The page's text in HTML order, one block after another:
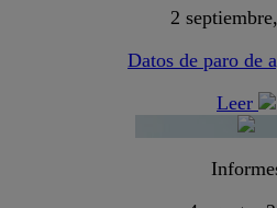
2
Datos de paro de
Leer